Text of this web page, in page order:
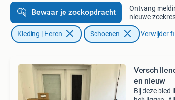
Bewaar je zoekopdracht
Ontvang
nieuwe
Kleding | Heren Schoenen Verwijder
en nieuw
Bij deze bied